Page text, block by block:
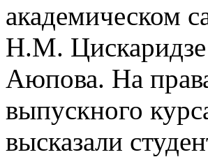
академическом
Н.М.
Аюпова. На
выпускного
высказали